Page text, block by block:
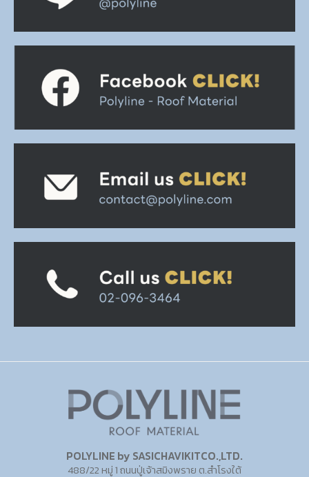
POLYLINE by SASICHAVIKITCO.,LTD.
488/22 หมู่ 1 ถนนปู่เจ้าสมิงพราย ต.สำโรงใต้